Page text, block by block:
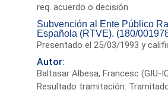
req. acuerdo o decisión
Subvención al Ente Público
Española (RTVE). (180/
Presentado el 25/03/1993 y
Autor:
Baltasar Albesa, Francesc (GIU-
Resultado tramitación: